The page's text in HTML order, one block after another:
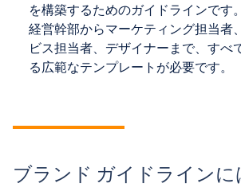
を構築するためのガイドラインです
経営幹部からマーケティング担当者
ビス担当者、デザイナーまで、すべ
る広範なテンプレートが必要です。
ブランド ガイドライン